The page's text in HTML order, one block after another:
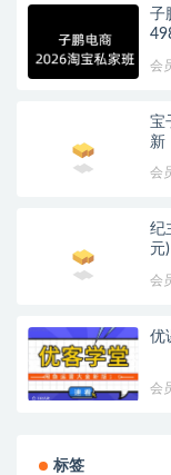
子
会
宝
新
会
纪
元)
会
优
会
标签